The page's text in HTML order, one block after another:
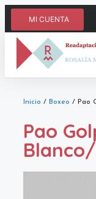
MI CUENTA
Inicio / Boxeo / Pao
Pao